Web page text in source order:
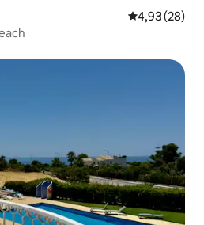
4,93 de
4,93 (28)